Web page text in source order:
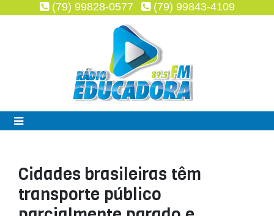
(79) 99828-0577 (79) 99843-4109
Cidades brasileiras têm
transporte público